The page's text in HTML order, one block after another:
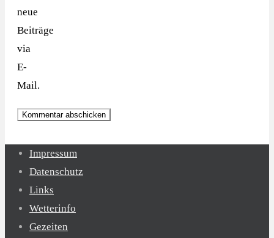
neue
Beiträge
via
E-
Mail.
Impressum
Datenschutz
Links
Wetterinfo
Gezeiten